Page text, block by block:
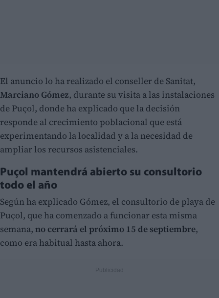
El anuncio lo ha realizado el conseller de Sanitat,
Marciano Gómez, durante su visita a las instalaciones
de Puçol, donde ha explicado que la decisión
responde al crecimiento poblacional que está
experimentando la localidad y a la necesidad de
ampliar los recursos asistenciales.
Puçol mantendrá abierto su consultorio
todo el año
Según ha explicado Gómez, el consultorio de playa de
Puçol, que ha comenzado a funcionar esta misma
semana, no cerrará el próximo 15 de septiembre,
como era habitual hasta ahora.